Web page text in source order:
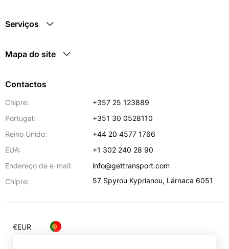
Serviços
Mapa do site
Contactos
Chipre:
+357 25 123889
Portugal:
+351 30 0528110
Reino Unido:
+44 20 4577 1766
EUA:
+1 302 240 28 90
Endereço de e-mail:
info@gettransport.com
Chipre:
57 Spyrou Kyprianou, Lárnaca 6051
€EUR